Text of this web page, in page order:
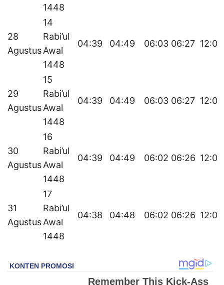
1448
28
Agustus
14
Rabi’ul
Awal
1448
04:39 04:49 06:03 06:27 12:08
29
Agustus
15
Rabi’ul
Awal
1448
04:39 04:49 06:03 06:27 12:08
30
Agustus
16
Rabi’ul
Awal
1448
04:39 04:49 06:02 06:26 12:07
31
Agustus
17
Rabi’ul
Awal
1448
04:38 04:48 06:02 06:26 12:07